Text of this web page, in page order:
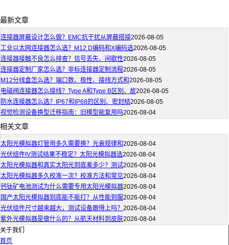
最新文章
连接器屏蔽设计怎么做？EMC抗干扰从屏蔽搭接2026-08-05
工业以太网连接器怎么选？M12 D编码和X编码选2026-08-05
连接器接触不良怎么排查？信号丢失、间歇性2026-08-05
连接器定制厂家怎么选？非标连接器定制流程2026-08-05
M12分线盒怎么选？端口数、极性、接线方式和2026-08-05
电磁阀连接器怎么接线？Type A和Type B区别、故2026-08-05
防水连接器怎么选？IP67和IP68的区别、密封结2026-08-05
视觉检测设备换型迁移指南：旧模型能复用吗2026-08-04
相关文章
太阳光模拟器灯管用多久需要换？光衰规律和2026-08-04
光伏组件IV测试结果不稳定？太阳光模拟器选2026-08-04
太阳光模拟器和真实太阳光到底差多少？测试2026-08-04
太阳光模拟器多久校准一次？校准方法和常见2026-08-04
钙钛矿电池测试为什么需要专用太阳光模拟器2026-08-04
国产太阳光模拟器到底能不能打？从性能到服2026-08-04
光伏组件尺寸越来越大，测试设备跟得上吗？ 2026-08-04
紫外光模拟器是做什么的？从航天材料到皮肤2026-08-04
关于我们
首页